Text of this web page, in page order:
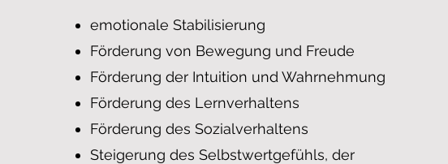
emotionale Stabilisierung
Förderung von Bewegung und Freude
Förderung der Intuition und Wahrnehmung
Förderung des Lernverhaltens
Förderung des Sozialverhaltens
Steigerung des Selbstwertgefühls, der